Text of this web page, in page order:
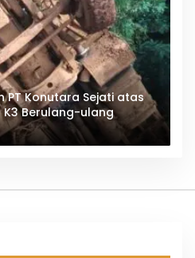
PT Konutara Sejati atas
Berulang-ulang